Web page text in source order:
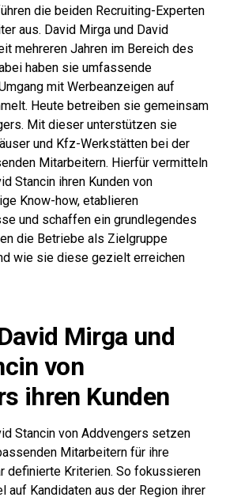
die beiden Recruiting-Experten
aus. David Mirga und David
mehreren Jahren im Bereich des
haben sie umfassende
mit Werbeanzeigen auf
Heute betreiben sie gemeinsam
Mit dieser unterstützen sie
und Kfz-Werkstätten bei der
Mitarbeitern. Hierfür vermitteln
Stancin ihren Kunden von
Know-how, etablieren
und schaffen ein grundlegendes
die Betriebe als Zielgruppe
wie sie diese gezielt erreichen
Mirga und
von
ihren Kunden
Stancin von Addvengers setzen
Mitarbeitern für ihre
definierte Kriterien. So fokussieren
auf Kandidaten aus der Region ihrer